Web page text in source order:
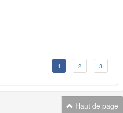
1 2 3
Haut de page